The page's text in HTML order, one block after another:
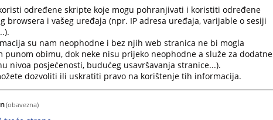
određene skripte koje mogu pohranjivati i koristiti određene
browsera i vašeg uređaja (npr. IP adresa uređaja, varijable o sesiji
su nam neophodne i bez njih web stranica ne bi mogla
punom obimu, dok neke nisu prijeko neophodne a služe za dodatne
nivoa posjećenosti, budućeg usavršavanja stranice...).
dozvoliti ili uskratiti pravo na korištenje tih informacija.
(obavezna)